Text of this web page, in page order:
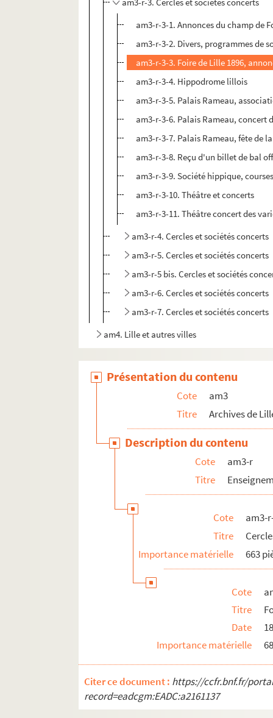
am3-r-3-1. Annonces du champ de
am3-r-3-2. Divers, programmes de
am3-r-3-3. Foire de Lille 1896,
am3-r-3-4. Hippodrome lillois
am3-r-3-5. Palais Rameau,
am3-r-3-6. Palais Rameau, concert
am3-r-3-7. Palais Rameau, fête de
am3-r-3-8. Reçu d'un billet de bal
am3-r-3-9. Société hippique,
am3-r-3-10. Théâtre et concerts
am3-r-3-11. Théâtre concert des
am3-r-4. Cercles et sociétés concerts
am3-r-5. Cercles et sociétés concerts
am3-r-5 bis. Cercles et sociétés
am3-r-6. Cercles et sociétés concerts
am3-r-7. Cercles et sociétés concerts
am4. Lille et autres villes
Présentation du contenu
Cote
am3
Titre
Archives de
Description du contenu
Cote
am3-r
Titre
Cote
am3-
Titre
Importance matérielle
663
Cote
Titre
Date
Importance matérielle
Citer ce document : https://ccfr.bnf.fr/
record=eadcgm:EADC:a2161137